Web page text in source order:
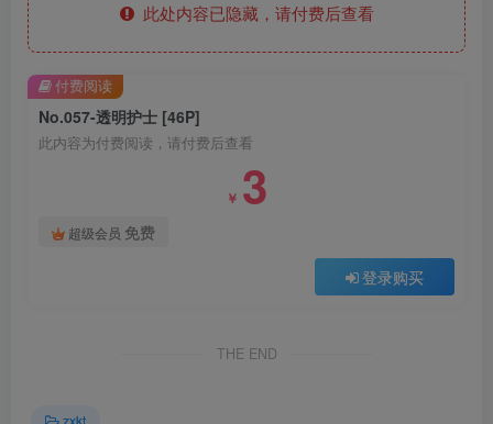
此处内容已隐藏，请付费后查看
No.057-透明护士 [46P]
此内容为付费阅读，请付费后查看
￥ 3
超级会员 免费
登录购买
付费阅读
THE END
zxkt